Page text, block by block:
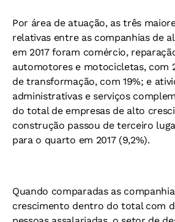
Por área de atuação, as três
relativas entre as companhias de
em 2017 foram comércio,
automotores e motocicletas, com
de transformação, com 19%; e
administrativas e serviços
do total de empresas de alto
construção passou de terceiro
para o quarto em 2017 (9,2%).
Quando comparadas as
crescimento dentro do total com